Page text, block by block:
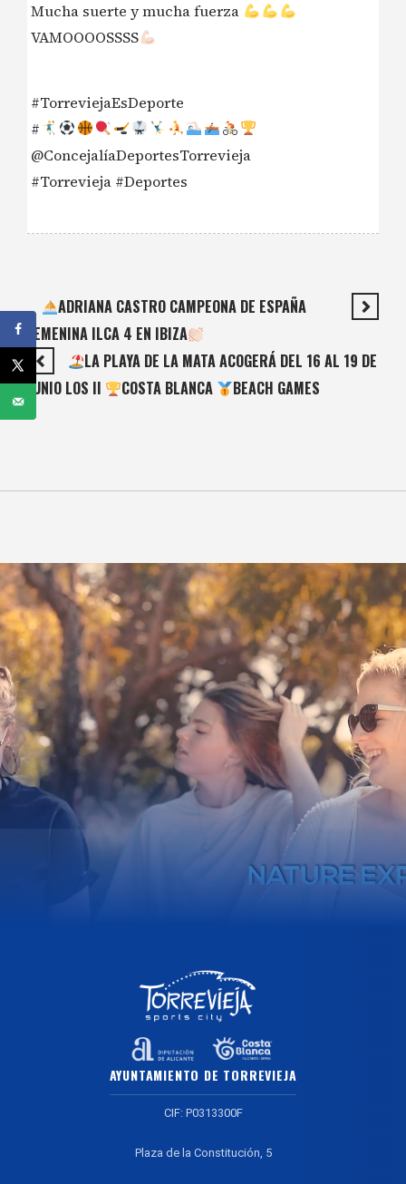
Mucha suerte y mucha fuerza
VAMOOOOSSSS
#TorreviejaEsDeporte
#
@ConcejalíaDeportesTorrevieja
#Torrevieja #Deportes
ADRIANA CASTRO CAMPEONA DE ESPAÑA
FEMENINA ILCA 4 EN IBIZA
LA PLAYA DE LA MATA ACOGERÁ DEL 16 AL 19 DE
JUNIO LOS II
COSTA BLANCA BEACH GAMES
AYUNTAMIENTO DE TORREVIEJA
CIF: P0313300F
Plaza de la Constitución, 5